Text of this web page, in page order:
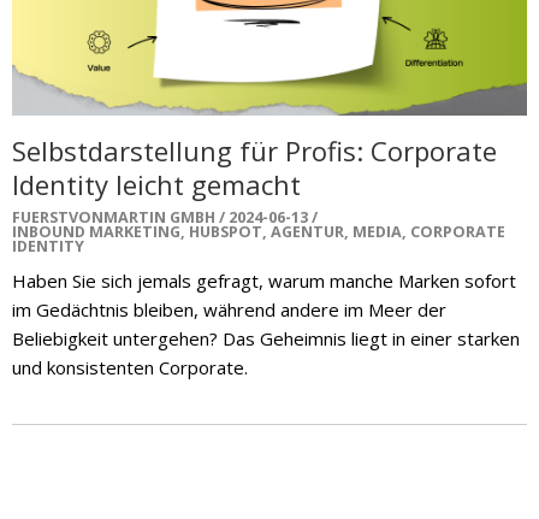
Selbstdarstellung für Profis: Corporate
Identity leicht gemacht
FUERSTVONMARTIN GMBH 2024-06-13
INBOUND MARKETING, HUBSPOT, AGENTUR, MEDIA, CORPORATE
IDENTITY
Haben Sie sich jemals gefragt, warum manche Marken sofort
im Gedächtnis bleiben, während andere im Meer der
Beliebigkeit untergehen? Das Geheimnis liegt in einer starken
und konsistenten Corporate.